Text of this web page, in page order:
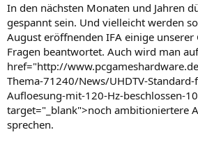
In den nächsten Monaten und Jahren
gespannt sein. Und vielleicht werden
August eröffnenden IFA einige unserer
Fragen beantwortet. Auch wird man
href="http://
Thema-71240/News/UHDTV-
Aufloesung-mit-120-Hz-beschlossen-
target="_blank">noch ambitioniertere
sprechen.